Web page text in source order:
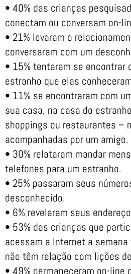
• 40% das crianças
conectam ou conversam on-
• 21% levaram o
conversaram com um
• 15% tentaram se encontrar
estranho que elas
• 11% se encontraram com
sua casa, na casa do
shoppings ou restaurantes –
acompanhadas por um amigo.
• 30% relataram mandar
telefones para um estranho.
• 25% passaram seus
desconhecido.
• 6% revelaram seus
• 53% das crianças que
acessam a Internet a
não têm relação com lições
• 49% permaneceram on-line